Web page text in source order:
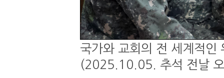
국가와 교회의 전 세계적인
(2025.10.05. 추석 전날